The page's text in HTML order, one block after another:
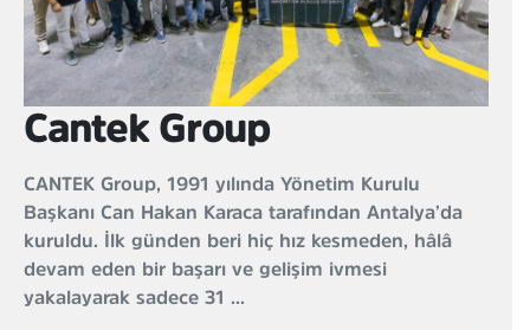
Cantek Group
CANTEK Group, 1991 yılında Yönetim Kurulu
Başkanı Can Hakan Karaca tarafından Antalya’da
kuruldu. İlk günden beri hiç hız kesmeden, hâlâ
devam eden bir başarı ve gelişim ivmesi
yakalayarak sadece 31 ...